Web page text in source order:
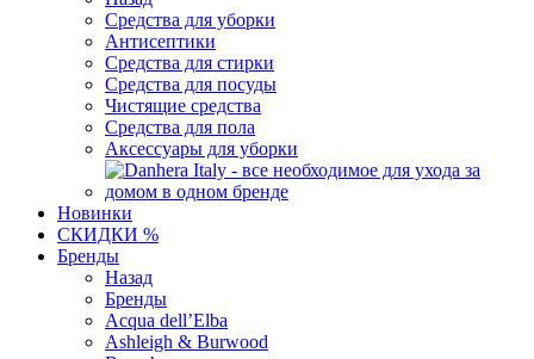
Средства для уборки
Антисептики
Средства для стирки
Средства для посуды
Чистящие средства
Средства для пола
Аксессуары для уборки
Новинки
СКИДКИ %
Бренды
Назад
Бренды
Acqua dell’Elba
Ashleigh & Burwood